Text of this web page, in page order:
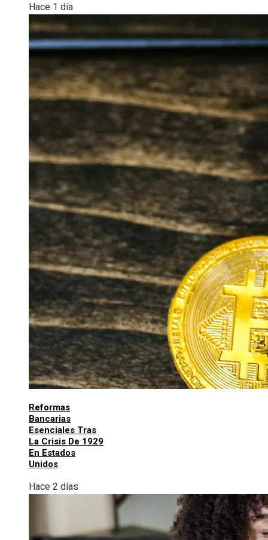
Hace 1 día
Reformas
Bancarias
Esenciales Tras
La Crisis De 1929
En Estados
Unidos
Hace 2 días